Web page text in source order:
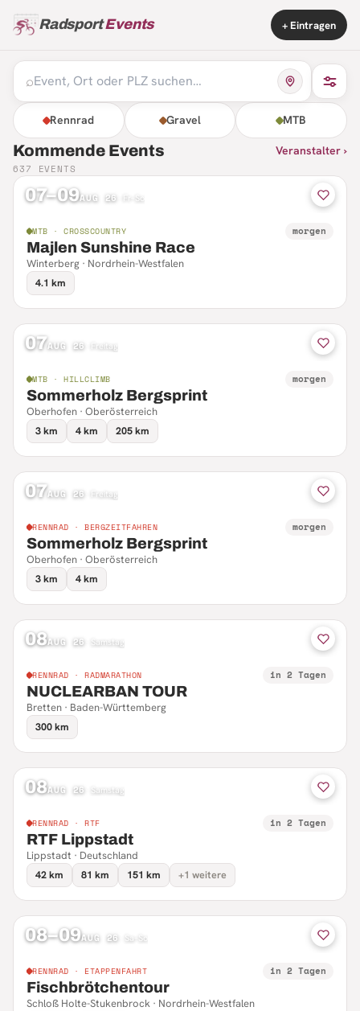
RadsportEvents + Eintragen
⌕
Rennrad Gravel MTB
Kommende Events Veranstalter ›
637 EVENTS
07–09AUG 26 Fr–So
MTB · CROSSCOUNTRY morgen
Majlen Sunshine Race
Winterberg · Nordrhein-Westfalen
4.1 km
07AUG 26 Freitag
MTB · HILLCLIMB morgen
Sommerholz Bergsprint
Oberhofen · Oberösterreich
3 km
4 km 205 km
07AUG 26 Freitag
RENNRAD · BERGZEITFAHREN morgen
Sommerholz Bergsprint
Oberhofen · Oberösterreich
3 km
4 km
08AUG 26 Samstag
RENNRAD · RADMARATHON in 2 Tagen
NUCLEARBAN TOUR
Bretten · Baden-Württemberg
300 km
08AUG 26 Samstag
RENNRAD · RTF in 2 Tagen
RTF Lippstadt
Lippstadt · Deutschland
42 km
81 km 151 km +1 weitere
08–09AUG 26 Sa–So
RENNRAD · ETAPPENFAHRT in 2 Tagen
Fischbrötchentour
Schloß Holte-Stukenbrock · Nordrhein-Westfalen